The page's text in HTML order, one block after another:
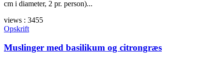
cm i diameter, 2 pr. person)...
views : 3455
Opskrift
Muslinger med basilikum og citrongræs